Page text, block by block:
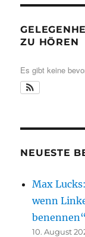
ZU HÖREN
Es gibt keine
NEUESTE
Max
wenn
benennen“
10. August